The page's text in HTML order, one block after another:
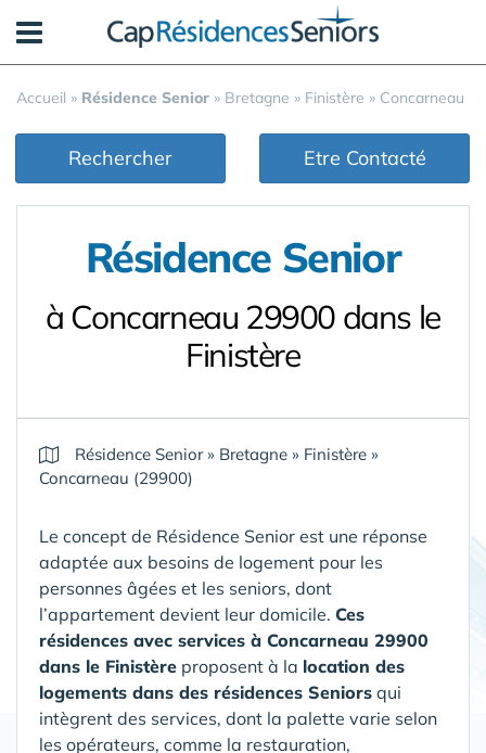
Accueil » Résidence Senior » Bretagne » Finistère » Concarneau
Rechercher Etre Contacté
Résidence Senior
à Concarneau 29900 dans le
Finistère
Résidence Senior» Bretagne » Finistère »
Concarneau (29900)
Le concept de Résidence Senior est une réponse
adaptée aux besoins de logement pour les
personnes âgées et les seniors, dont
l’appartement devient leur domicile. Ces
résidences avec services à Concarneau 29900
dans le Finistère proposent à la location des
logements dans des résidences Seniors qui
intègrent des services, dont la palette varie selon
les opérateurs, comme la restauration,